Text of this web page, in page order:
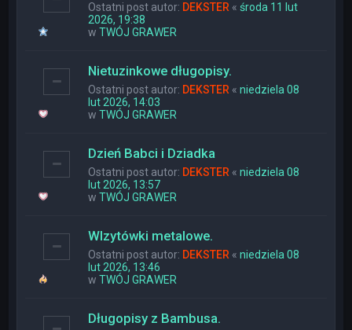
Ostatni post autor: DEKSTER «środa 11 lut
2026, 19:38
wTWÓJ GRAWER
Nietuzinkowe długopisy.
Ostatni post autor: DEKSTER «niedziela 08
lut 2026, 14:03
wTWÓJ GRAWER
Dzień Babci i Dziadka
Ostatni post autor: DEKSTER «niedziela 08
lut 2026, 13:57
wTWÓJ GRAWER
WIzytówki metalowe.
Ostatni post autor: DEKSTER «niedziela 08
lut 2026, 13:46
wTWÓJ GRAWER
Długopisy z Bambusa.